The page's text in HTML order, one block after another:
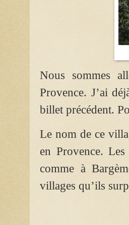
Nous sommes
Provence. J’ai
billet précédent.
Le nom de ce
en Provence.
comme à
villages qu’ils